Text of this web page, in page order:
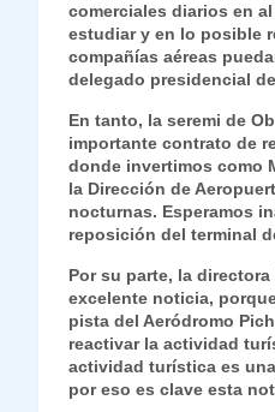
comerciales diarios en
estudiar y en lo posible
compañías aéreas
delegado presidencial
En tanto, la seremi de
importante contrato de
donde invertimos como
la Dirección de
nocturnas. Esperamos
reposición del terminal
Por su parte, la
excelente noticia,
pista del Aeródromo
reactivar la actividad
actividad turística es
por eso es clave esta